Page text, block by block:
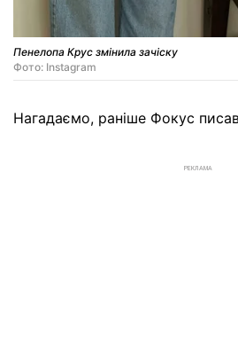
Пенелопа Крус змінила зачіску
Фото: Instagram
Нагадаємо, раніше Фокус
РЕКЛАМА